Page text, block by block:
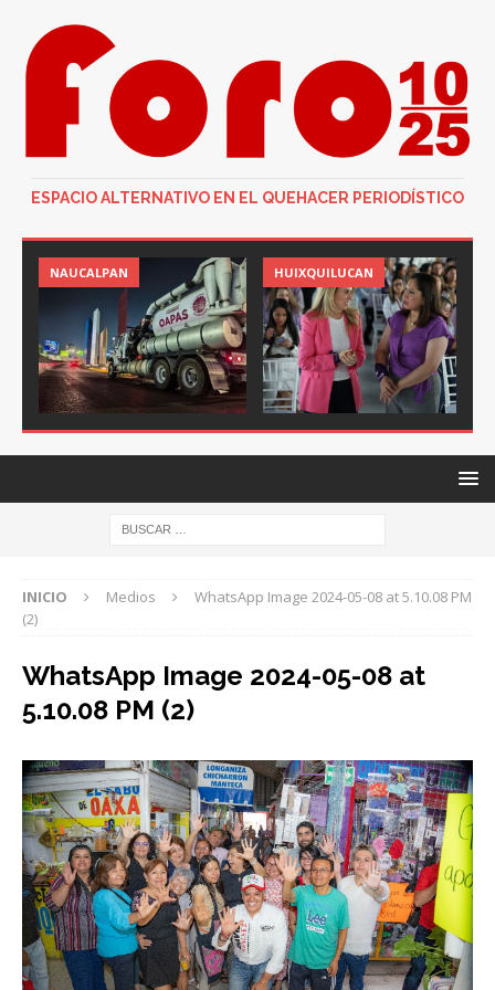
ESPACIO ALTERNATIVO EN EL QUEHACER PERIODÍSTICO
NAUCALPAN HUIXQUILUCAN
INICIO Medios
WhatsApp Image 2024-05-08 at 5.10.08 PM
(2)
WhatsApp Image 2024-05-08 at
5.10.08 PM (2)